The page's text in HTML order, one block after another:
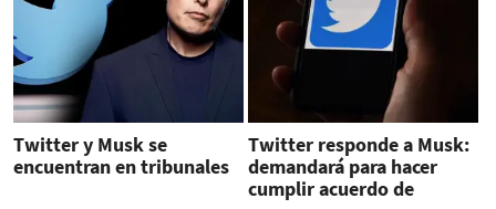
Twitter y Musk se
encuentran en tribunales
Twitter responde a Musk:
demandará para hacer
cumplir acuerdo de